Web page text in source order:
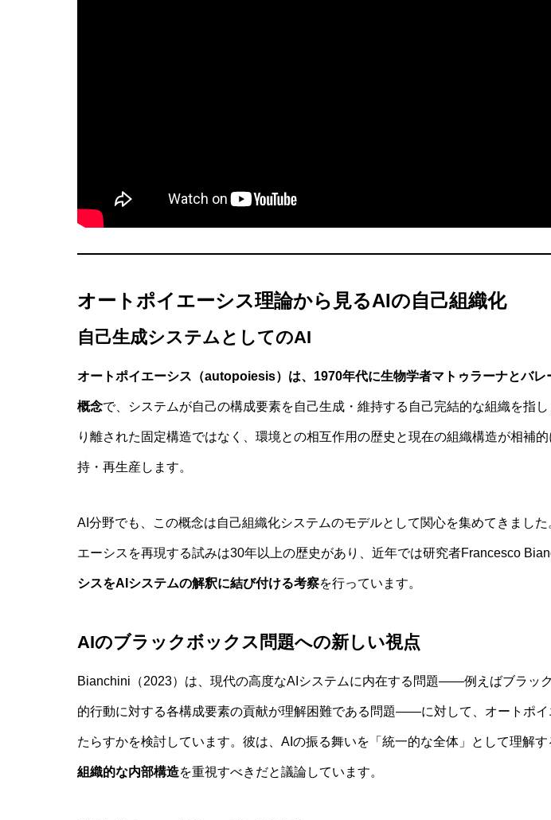
環世界(Umwelt)は量子力学でどう説明できるか？関係論的量子力学
抽象語に残る「感覚の痕跡」とは？言語モデルと感覚モデルの性能を分
オートポイエーシス理論から見るAIの自己組織化
自己生成システムとしてのAI
オートポイエーシス（autopoiesis）は、1970年代に生物学者マトゥラーナとバレ
概念で、システムが自己の構成要素を自己生成・維持する自己完結的な組織を指
り離された固定構造ではなく、環境との相互作用の歴史と現在の組織構造が相補
持・再生産します。
AI分野でも、この概念は自己組織化システムのモデルとして関心を集めてきまし
エーシスを再現する試みは30年以上の歴史があり、近年では研究者Francesco
シスをAIシステムの解釈に結び付ける考察を行っています。
AIのブラックボックス問題への新しい視点
Bianchini（2023）は、現代の高度なAIシステムに内在する問題――例えばブラッ
的行動に対する各構成要素の貢献が理解困難である問題――に対して、オートポイ
たらすかを検討しています。彼は、AIの振る舞いを「統一的な全体」として理解
組織的な内部構造を重視すべきだと議論しています。